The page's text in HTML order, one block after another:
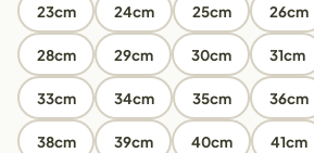
23cm 24cm 25cm 26cm
28cm 29cm 30cm 31cm
33cm 34cm 35cm 36cm
38cm 39cm 40cm 41cm